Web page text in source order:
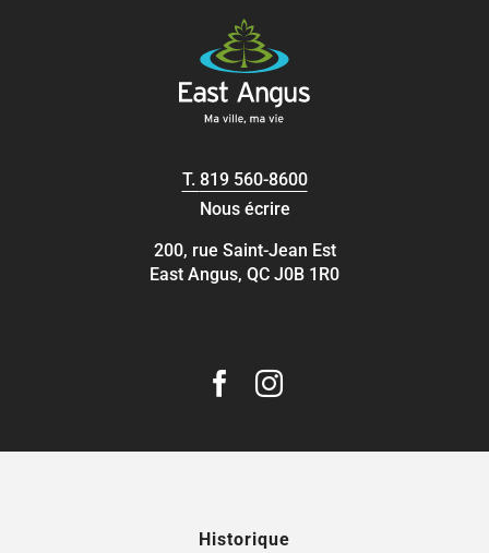
T. 819 560-8600
Nous écrire
200, rue Saint-Jean Est
East Angus, QC J0B 1R0
Historique